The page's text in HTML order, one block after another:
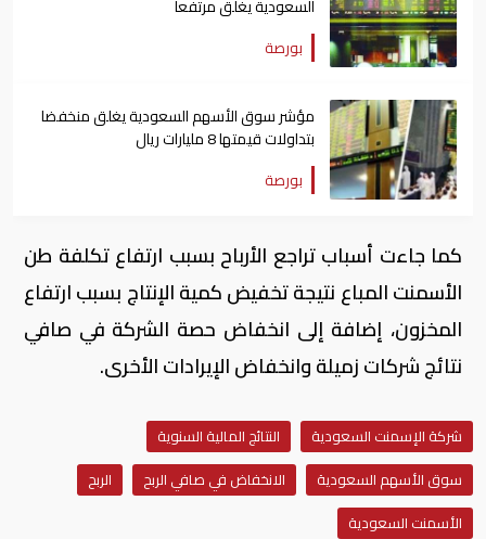
السعودية يغلق مرتفعا
بورصة
مؤشر سوق الأسهم السعودية يغلق منخفضا
بتداولات قيمتها 8 مليارات ريال
بورصة
كما جاءت أسباب تراجع الأرباح بسبب ارتفاع تكلفة طن
الأسمنت المباع نتيجة تخفيض كمية الإنتاج بسبب ارتفاع
المخزون، إضافة إلى انخفاض حصة الشركة في صافي
نتائج شركات زميلة وانخفاض الإيرادات الأخرى.
شركة الإسمنت السعودية
النتائج المالية السنوية
سوق الأسهم السعودية
الانخفاض في صافي الربح
الربح
الأسمنت السعودية